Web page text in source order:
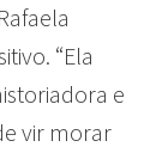
“Ela
e
vir morar